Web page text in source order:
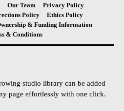
Our Team
Privacy Policy
Policy
Ethics Policy
& Funding Information
& Conditions
studio library can be added
page effortlessly with one click.